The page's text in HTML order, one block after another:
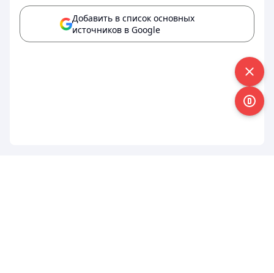
Добавить в список основных
источников в Google